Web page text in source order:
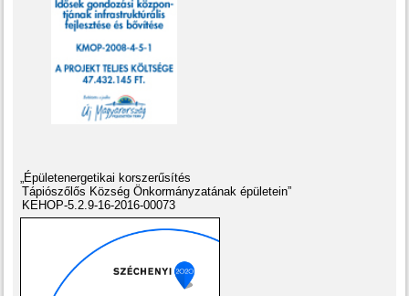
„Épületenergetikai korszerűsítés
Tápiószőlős Község Önkormányzatának épületein”
KEHOP-5.2.9-16-2016-00073